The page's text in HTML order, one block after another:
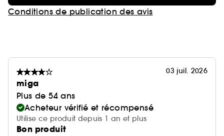
Conditions de publication des avis
03 juil. 2026
miga
Plus de 54 ans
Acheteur vérifié et récompensé
Utilise ce produit depuis 1 an et plus
Bon produit